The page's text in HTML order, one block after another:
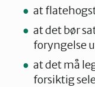
at
at det bør
foryngelse
at det må
forsiktig